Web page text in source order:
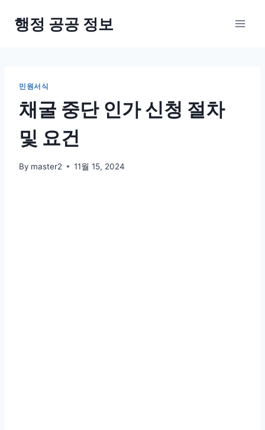
행정 공공 정보
민원서식
채굴 중단 인가 신청 절차
및 요건
By master2 11월 15, 2024